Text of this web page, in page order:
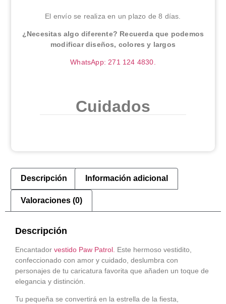
El envío se realiza en un plazo de 8 días.
¿Necesitas algo diferente? Recuerda que podemos
modificar diseños, colores y largos
WhatsApp: 271 124 4830.
Cuidados
Descripción Información adicional
Valoraciones (0)
Descripción
Encantador vestido Paw Patrol. Este hermoso vestidito,
confeccionado con amor y cuidado, deslumbra con
personajes de tu caricatura favorita que añaden un toque de
elegancia y distinción.
Tu pequeña se convertirá en la estrella de la fiesta,